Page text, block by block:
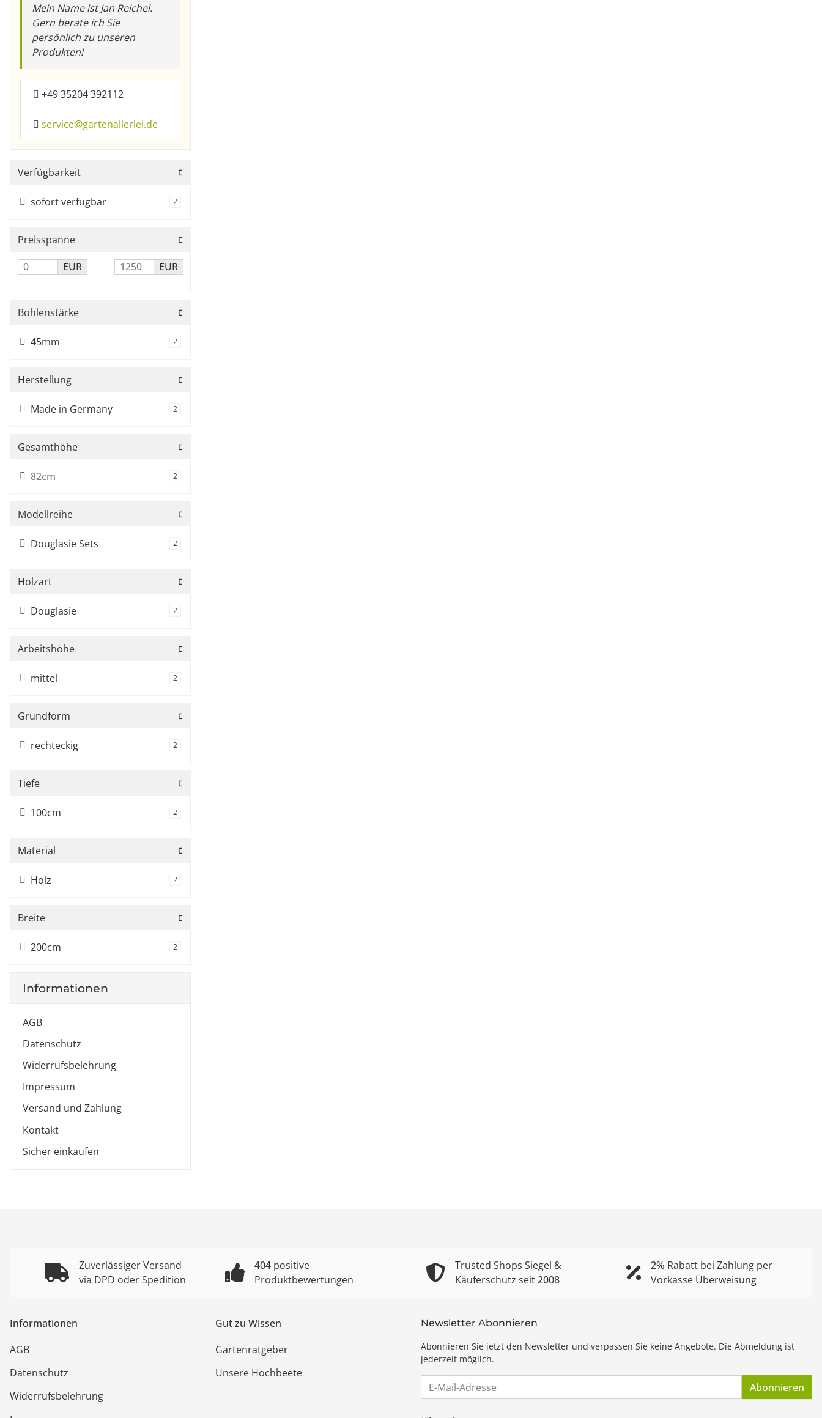
Mein Name ist Jan Reichel.
Gern berate ich Sie
persönlich zu unseren
Produkten!
+49 35204 392112
service@gartenallerlei.de
Verfügbarkeit
sofort verfügbar 2
Preisspanne
EUR EUR
Bohlenstärke
45mm 2
Herstellung
Made in Germany 2
Gesamthöhe
82cm 2
Modellreihe
Douglasie Sets 2
Holzart
Douglasie 2
Arbeitshöhe
mittel 2
Grundform
rechteckig 2
Tiefe
100cm 2
Material
Holz 2
Breite
200cm 2
Informationen
AGB
Datenschutz
Widerrufsbelehrung
Impressum
Versand und Zahlung
Kontakt
Sicher einkaufen
Zuverlässiger Versand
via DPD oder Spedition
404 positive
Produktbewertungen
Trusted Shops Siegel &
Käuferschutz seit2008
2% Rabatt bei Zahlung per
Vorkasse Überweisung
Informationen
AGB
Datenschutz
Widerrufsbelehrung
Gut zu Wissen
Gartenratgeber
Unsere Hochbeete
Newsletter Abonnieren
Abonnieren Sie jetzt den Newsletter und verpassen Sie keine Angebote. Die Abmeldung ist
jederzeit möglich.
E-Mail-Adresse Abonnieren